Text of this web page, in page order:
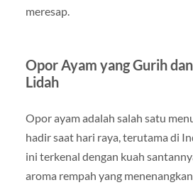
meresap.
Opor Ayam yang Gurih
Lidah
Opor ayam adalah salah satu
hadir saat hari raya, terutama di
ini terkenal dengan kuah
aroma rempah yang